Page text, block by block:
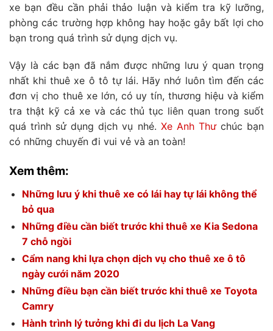
xe bạn đều cần phải thảo luận và kiểm tra kỹ lưỡng,
phòng các trường hợp không hay hoặc gây bất lợi cho
bạn trong quá trình sử dụng dịch vụ.
Vậy là các bạn đã nắm được những lưu ý quan trọng
nhất khi thuê xe ô tô tự lái. Hãy nhớ luôn tìm đến các
đơn vị cho thuê xe lớn, có uy tín, thương hiệu và kiểm
tra thật kỹ cả xe và các thủ tục liên quan trong suốt
quá trình sử dụng dịch vụ nhé. Xe Anh Thưchúc bạn
có những chuyến đi vui vẻ và an toàn!
Xem thêm:
Những lưu ý khi thuê xe có lái hay tự lái không thể
bỏ qua
Những điều cần biết trước khi thuê xe Kia Sedona
7 chỗ ngồi
Cẩm nang khi lựa chọn dịch vụ cho thuê xe ô tô
ngày cưới năm 2020
Những điều bạn cần biết trước khi thuê xe Toyota
Camry
Hành trình lý tưởng khi đi du lịch La Vang